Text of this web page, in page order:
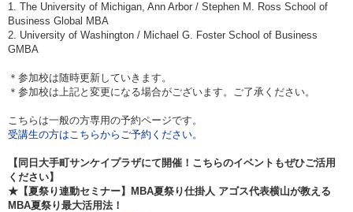
1. The University of Michigan, Ann Arbor / Stephen M. Ross School of
Business Global MBA
2. University of Washington / Michael G. Foster School of Business
GMBA
＊参加校は随時更新していきます。
＊参加校は上記と変更になる場合がございます。ご了承ください。
こちらは一般の方専用の予約ページです。
受講生の方はこちらからご予約ください。
【同日大手町サンケイプラザにて開催！こちらのイベントもぜひご活用
ください】
★【夏祭り連動セミナー】MBA夏祭り仕掛人 アゴス代表横山が教える
MBA夏祭り最大活用法！